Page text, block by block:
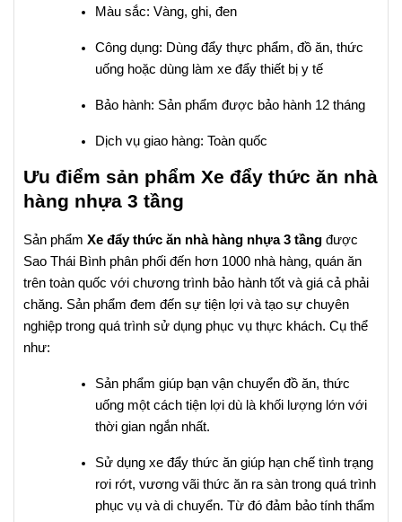
Màu sắc: Vàng, ghi, đen
Công dụng: Dùng đẩy thực phẩm, đồ ăn, thức
uống hoặc dùng làm xe đẩy thiết bị y tế
Bảo hành: Sản phẩm được bảo hành 12 tháng
Dịch vụ giao hàng: Toàn quốc
Ưu điểm sản phẩm Xe đẩy thức ăn nhà
hàng nhựa 3 tầng
Sản phẩm Xe đẩy thức ăn nhà hàng nhựa 3 tầng được
Sao Thái Bình phân phối đến hơn 1000 nhà hàng, quán ăn
trên toàn quốc với chương trình bảo hành tốt và giá cả phải
chăng. Sản phẩm đem đến sự tiện lợi và tạo sự chuyên
nghiệp trong quá trình sử dụng phục vụ thực khách. Cụ thể
như:
Sản phẩm giúp bạn vận chuyển đồ ăn, thức
uống một cách tiện lợi dù là khối lượng lớn với
thời gian ngắn nhất.
Sử dụng xe đẩy thức ăn giúp hạn chế tình trạng
rơi rớt, vương vãi thức ăn ra sàn trong quá trình
phục vụ và di chuyển. Từ đó đảm bảo tính thẩm